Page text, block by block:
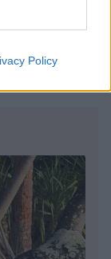
Policy
όµορφα και